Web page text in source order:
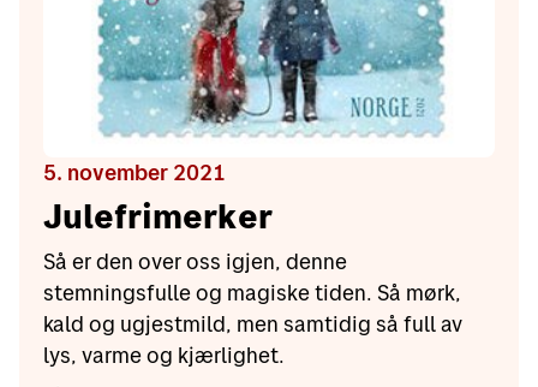
5. november 2021
Julefrimerker
Så er den over oss igjen, denne
stemningsfulle og magiske tiden. Så mørk,
kald og ugjestmild, men samtidig så full av
lys, varme og kjærlighet.